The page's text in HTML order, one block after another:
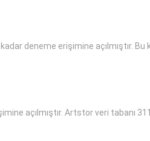
deneme erişimine açılmıştır.
açılmıştır. Artstor veri tabanı